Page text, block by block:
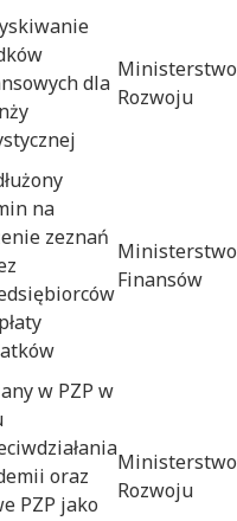
dla
Ministerstwo
Rozwoju
na
zeznań
Ministerstwo
Finansów
w PZP w
oraz
PZP jako
Ministerstwo
Rozwoju